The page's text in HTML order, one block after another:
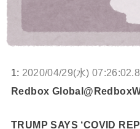
1: 2020/04/29(水)
Redbox
TRUMP SAYS ‘COVID